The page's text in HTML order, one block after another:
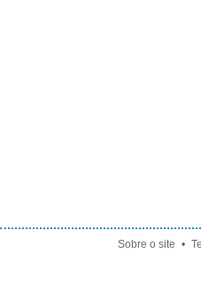
Sobre o site •